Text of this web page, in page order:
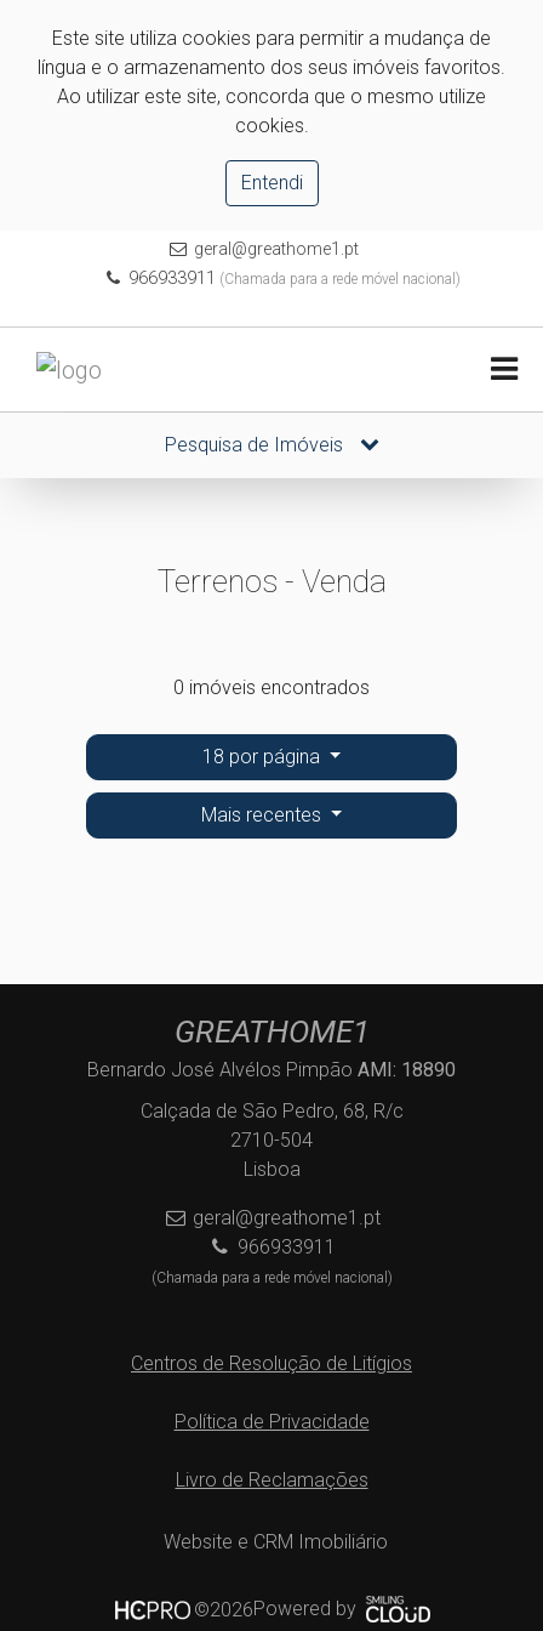
Este site utiliza cookies para permitir a mudança de
língua e o armazenamento dos seus imóveis favoritos.
Ao utilizar este site, concorda que o mesmo utilize
cookies.
Entendi
geral@greathome1.pt
966933911 (Chamada para a rede móvel nacional)
Pesquisa de Imóveis
Terrenos - Venda
0 imóveis encontrados
18 por página
Mais recentes
GREATHOME1
Bernardo José Alvélos Pimpão AMI: 18890
Calçada de São Pedro, 68, R/c
2710-504
Lisboa
geral@greathome1.pt
966933911
(Chamada para a rede móvel nacional)
Centros de Resolução de Litígios
Política de Privacidade
Livro de Reclamações
Website e CRM Imobiliário
©2026Powered by